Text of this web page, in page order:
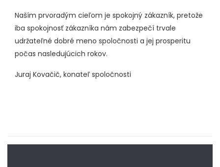
Naším prvoradým cieľom je spokojný zákazník, pretože
iba spokojnosť zákazníka nám zabezpečí trvale
udržateľné dobré meno spoločnosti a jej prosperitu
počas nasledujúcich rokov.
Juraj Kovačič, konateľ spoločnosti